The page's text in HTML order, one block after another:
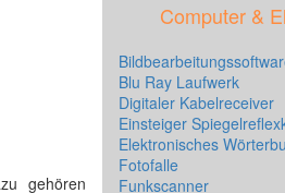
gehören
Computer &
Blu Ray Laufwerk
Digitaler Kabelreceiver
Einsteiger
Elektronisches
Fotofalle
Funkscanner